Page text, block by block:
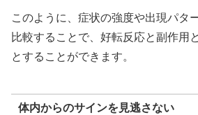
このように、症状の強度や出現パタ
比較することで、好転反応と副作用
とすることができます。
体内からのサインを見逃さない